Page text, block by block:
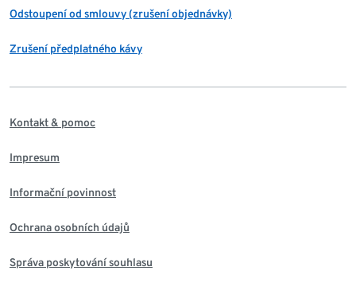
Odstoupení od smlouvy (zrušení objednávky)
Zrušení předplatného kávy
Kontakt & pomoc
Impresum
Informační povinnost
Ochrana osobních údajů
Správa poskytování souhlasu